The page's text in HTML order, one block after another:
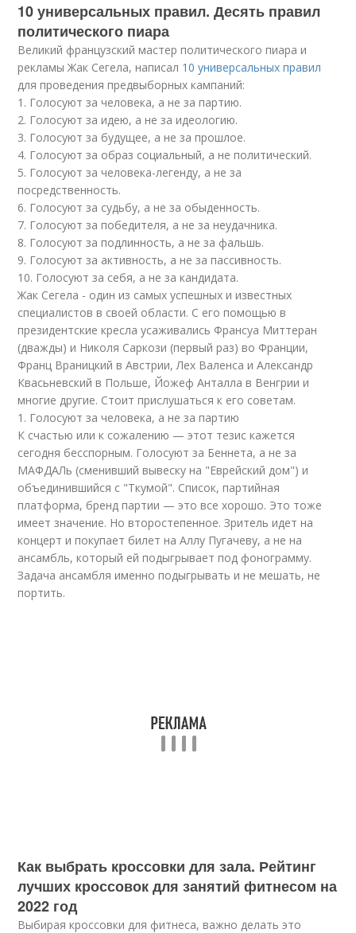
10 универсальных правил. Десять правил
политического пиара
Великий французский мастер политического пиара и
рекламы Жак Сегела, написал 10 универсальных правил
для проведения предвыборных кампаний:
1. Голосуют за человека, а не за партию.
2. Голосуют за идею, а не за идеологию.
3. Голосуют за будущее, а не за прошлое.
4. Голосуют за образ социальный, а не политический.
5. Голосуют за человека-легенду, а не за
посредственность.
6. Голосуют за судьбу, а не за обыденность.
7. Голосуют за победителя, а не за неудачника.
8. Голосуют за подлинность, а не за фальшь.
9. Голосуют за активность, а не за пассивность.
10. Голосуют за себя, а не за кандидата.
Жак Сегела - один из самых успешных и известных
специалистов в своей области. С его помощью в
президентские кресла усаживались Франсуа Миттеран
(дважды) и Николя Саркози (первый раз) во Франции,
Франц Враницкий в Австрии, Лех Валенса и Александр
Квасьневский в Польше, Йожеф Анталла в Венгрии и
многие другие. Стоит прислушаться к его советам.
1. Голосуют за человека, а не за партию
К счастью или к сожалению — этот тезис кажется
сегодня бесспорным. Голосуют за Беннета, а не за
МАФДАЛь (сменивший вывеску на "Еврейский дом") и
объединившийся с "Ткумой". Список, партийная
платформа, бренд партии — это все хорошо. Это тоже
имеет значение. Но второстепенное. Зритель идет на
концерт и покупает билет на Аллу Пугачеву, а не на
ансамбль, который ей подыгрывает под фонограмму.
Задача ансамбля именно подыгрывать и не мешать, не
портить.
Как выбрать кроссовки для зала. Рейтинг
лучших кроссовок для занятий фитнесом на
2022 год
Выбирая кроссовки для фитнеса, важно делать это